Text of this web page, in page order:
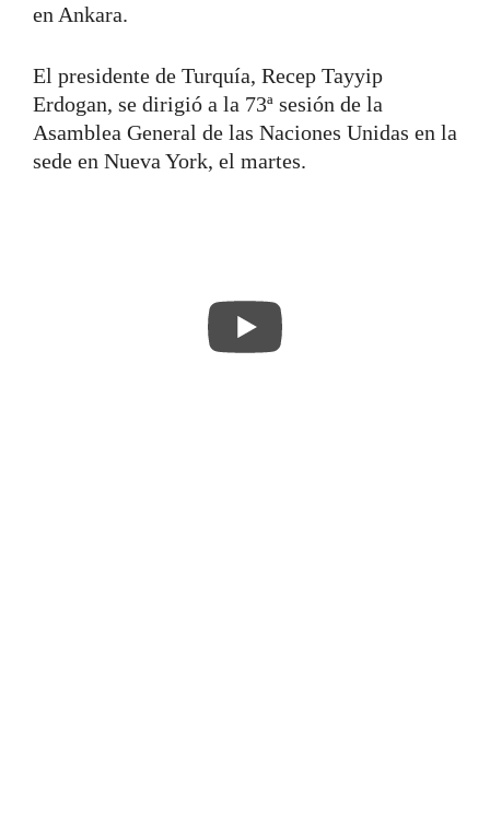
en Ankara.
El presidente de Turquía, Recep Tayyip
Erdogan, se dirigió a la 73ª sesión de la
Asamblea General de las Naciones Unidas en la
sede en Nueva York, el martes.